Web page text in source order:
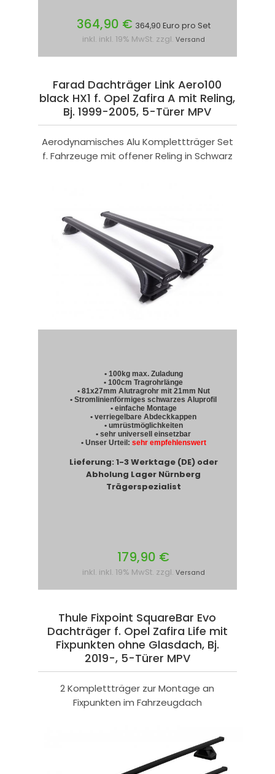
364,90 € 364,90 Euro pro Set
inkl. inkl. 19% MwSt. zzgl. Versand
Farad Dachträger Link Aero100
black HX1 f. Opel Zafira A mit Reling,
Bj. 1999-2005, 5-Türer MPV
Aerodynamisches Alu Komplettträger Set
f. Fahrzeuge mit offener Reling in Schwarz
• 100kg max. Zuladung
• 100cm Tragrohrlänge
• 81x27mm Alutragrohr mit 21mm Nut
• Stromlinienförmiges schwarzes Aluprofil
• einfache Montage
• verriegelbare Abdeckkappen
• umrüstmöglichkeiten
• sehr universell einsetzbar
• Unser Urteil: sehr empfehlenswert
Lieferung: 1-3 Werktage (DE) oder
Abholung Lager Nürnberg
Trägerspezialist
179,90 €
inkl. inkl. 19% MwSt. zzgl. Versand
Thule Fixpoint SquareBar Evo
Dachträger f. Opel Zafira Life mit
Fixpunkten ohne Glasdach, Bj.
2019-, 5-Türer MPV
2 Komplettträger zur Montage an
Fixpunkten im Fahrzeugdach